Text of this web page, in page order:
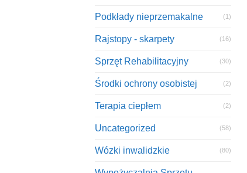
Podkłady nieprzemakalne (1)
Rajstopy - skarpety (16)
Sprzęt Rehabilitacyjny (30)
Środki ochrony osobistej (2)
Terapia ciepłem (2)
Uncategorized (58)
Wózki inwalidzkie (80)